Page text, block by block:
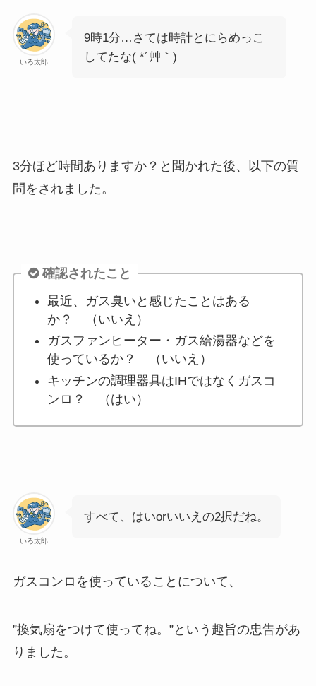
いろ太郎
9時1分…さては時計とにらめっこ
してたな( *´艸｀)
3分ほど時間ありますか？と聞かれた後、以下の質
問をされました。
確認されたこと
最近、ガス臭いと感じたことはある
か？ （いいえ）
ガスファンヒーター・ガス給湯器などを
使っているか？ （いいえ）
キッチンの調理器具はIHではなくガスコ
ンロ？ （はい）
いろ太郎
すべて、はいorいいえの2択だね。
ガスコンロを使っていることについて、
”換気扇をつけて使ってね。”という趣旨の忠告があ
りました。